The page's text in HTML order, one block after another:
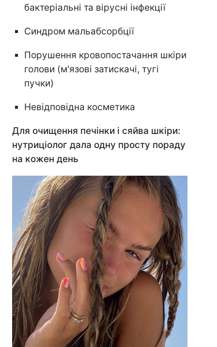
бактеріальні та вірусні інфекції
Синдром мальабсорбції
Порушення кровопостачання шкіри
голови (м'язові затискачі, тугі
пучки)
Невідповідна косметика
Для очищення печінки і сяйва шкіри:
нутриціолог дала одну просту пораду
на кожен день